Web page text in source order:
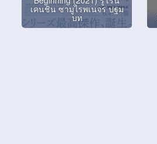
เคนชิน ซามูไรพเนจร ปฐม
บท